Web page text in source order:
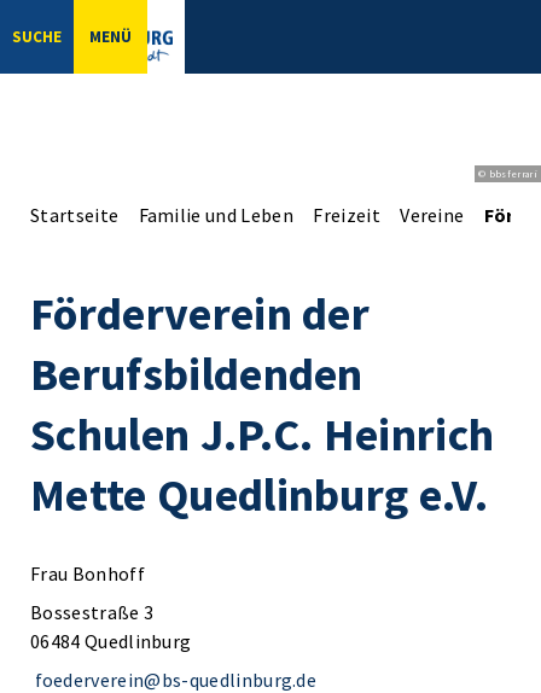
SUCHE MENÜ
© bbsferrari
Startseite Familie und Leben Freizeit Vereine
Förderverein der
Berufsbildenden
Schulen J.P.C. Heinrich
Mette Quedlinburg e.V.
Frau Bonhoff
Bossestraße 3
06484 Quedlinburg
foederverein@bs-quedlinburg.de